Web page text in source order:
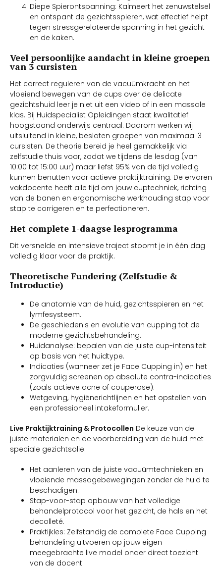
Diepe Spierontspanning: Kalmeert het zenuwstelsel
en ontspant de gezichtsspieren, wat effectief helpt
tegen stressgerelateerde spanning in het gezicht
en de kaken.
Veel persoonlijke aandacht in kleine groepen
van 3 cursisten
Het correct reguleren van de vacuümkracht en het
vloeiend bewegen van de cups over de delicate
gezichtshuid leer je niet uit een video of in een massale
klas. Bij Huidspecialist Opleidingen staat kwalitatief
hoogstaand onderwijs centraal. Daarom werken wij
uitsluitend in kleine, besloten groepen van maximaal 3
cursisten. De theorie bereid je heel gemakkelijk via
zelfstudie thuis voor, zodat we tijdens de lesdag (van
10:00 tot 15:00 uur) maar liefst 95% van de tijd volledig
kunnen benutten voor actieve praktijktraining. De ervaren
vakdocente heeft alle tijd om jouw cuptechniek, richting
van de banen en ergonomische werkhouding stap voor
stap te corrigeren en te perfectioneren.
Het complete 1-daagse lesprogramma
Dit versnelde en intensieve traject stoomt je in één dag
volledig klaar voor de praktijk.
Theoretische Fundering (Zelfstudie &
Introductie)
De anatomie van de huid, gezichtsspieren en het
lymfesysteem.
De geschiedenis en evolutie van cupping tot de
moderne gezichtsbehandeling.
Huidanalyse: bepalen van de juiste cup-intensiteit
op basis van het huidtype.
Indicaties (wanneer zet je Face Cupping in) en het
zorgvuldig screenen op absolute contra-indicaties
(zoals actieve acne of couperose).
Wetgeving, hygiënerichtlijnen en het opstellen van
een professioneel intakeformulier.
Live Praktijktraining & Protocollen De keuze van de
juiste materialen en de voorbereiding van de huid met
speciale gezichtsolie.
Het aanleren van de juiste vacuümtechnieken en
vloeiende massagebewegingen zonder de huid te
beschadigen.
Stap-voor-stap opbouw van het volledige
behandelprotocol voor het gezicht, de hals en het
decolleté.
Praktijkles: Zelfstandig de complete Face Cupping
behandeling uitvoeren op jouw eigen
meegebrachte live model onder direct toezicht
van de docent.